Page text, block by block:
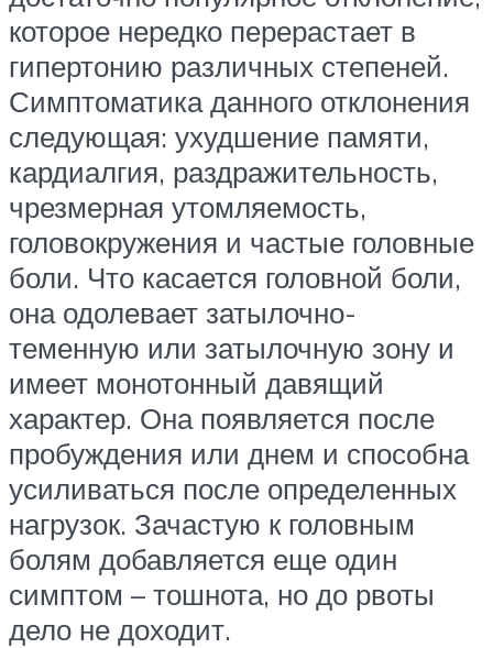
которое нередко перерастает в
гипертонию различных степеней.
Симптоматика данного отклонения
следующая: ухудшение памяти,
кардиалгия, раздражительность,
чрезмерная утомляемость,
головокружения и частые головные
боли. Что касается головной боли,
она одолевает затылочно-
теменную или затылочную зону и
имеет монотонный давящий
характер. Она появляется после
пробуждения или днем и способна
усиливаться после определенных
нагрузок. Зачастую к головным
болям добавляется еще один
симптом – тошнота, но до рвоты
дело не доходит.